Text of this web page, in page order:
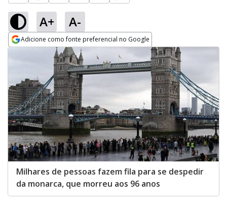
A+ A-
Adicione como fonte preferencial no Google
Opens in new window
Milhares de pessoas fazem fila para se despedir
da monarca, que morreu aos 96 anos